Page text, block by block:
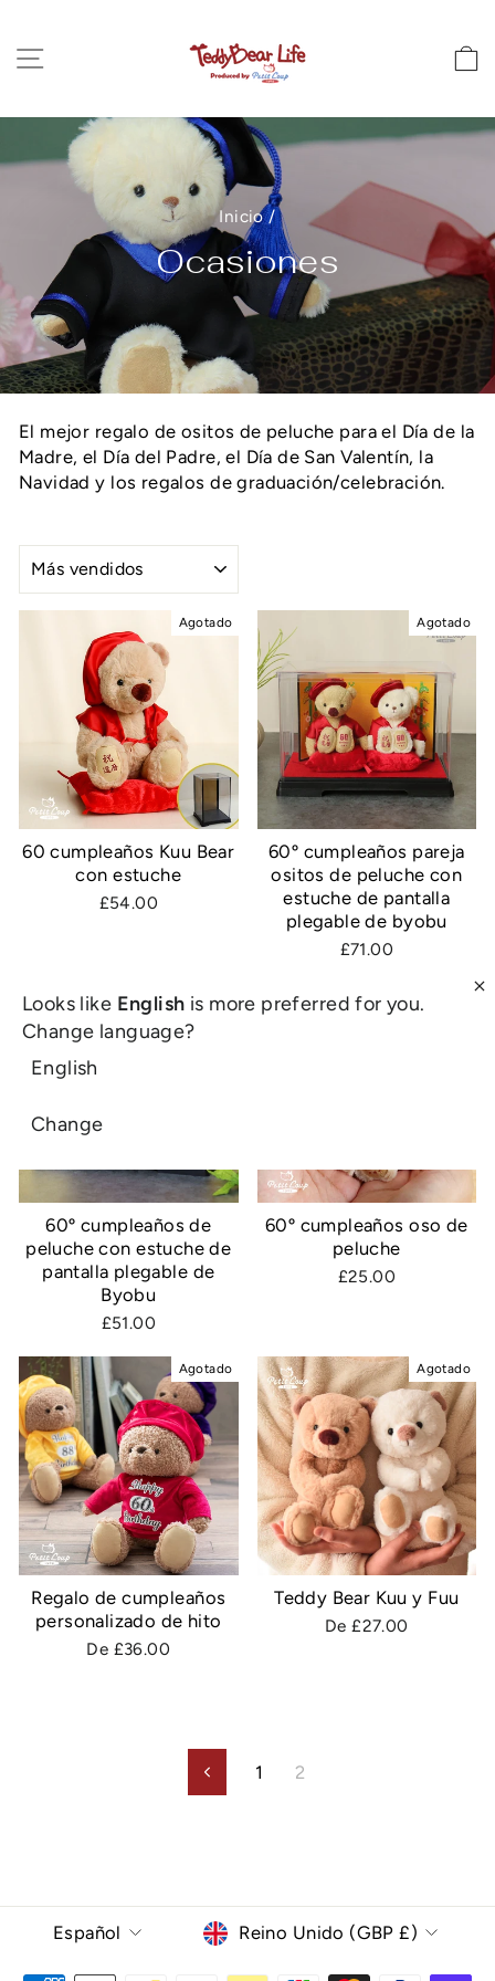
Inicio /
Ocasiones
El mejor regalo de ositos de peluche para el Día de la
Madre, el Día del Padre, el Día de San Valentín, la
Navidad y los regalos de graduación/celebración.
Agotado
60 cumpleaños Kuu Bear
con estuche
£54.00
Agotado
60º cumpleaños pareja
ositos de peluche con
estuche de pantalla
plegable de byobu
£71.00
Agotado
60º cumpleaños de
peluche con estuche de
pantalla plegable de
Byobu
£51.00
60º cumpleaños oso de
peluche
£25.00
Agotado
Regalo de cumpleaños
personalizado de hito
De £36.00
Agotado
Teddy Bear Kuu y Fuu
De £27.00
Anterior
1 2
Idioma
Español Moneda
Reino Unido (GBP £)
Looks like English is more preferred for you.
Change language?
English
Change